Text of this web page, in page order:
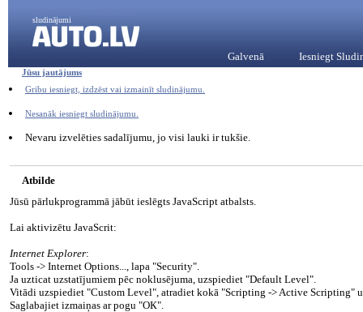
sludinājumi
Galvenā Iesniegt
Jūsu jautājums
Gribu iesniegt, izdzēst vai izmainīt sludinājumu.
Nesanāk iesniegt sludinājumu.
Nevaru izvelēties sadalījumu, jo visi lauki ir tukšie.
Atbilde
Jūsū pārlukprogrammā jābūt ieslēgts JavaScript atbalsts.
Lai aktivizētu JavaScrit:
Internet Explorer:
Tools -> Internet Options..., lapa "Security".
Ja uzticat uzstatījumiem pēc noklusējuma, uzspiediet "Default Level".
Vitādi uzspiediet "Custom Level", atradiet kokā "Scripting -> Active Scripting"
Saglabajiet izmaiņas ar pogu "ОК".